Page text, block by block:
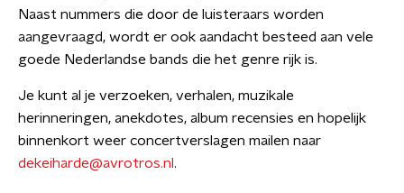
Naast nummers die door de luisteraars worden
aangevraagd, wordt er ook aandacht besteed aan vele
goede Nederlandse bands die het genre rijk is.
Je kunt al je verzoeken, verhalen, muzikale
herinneringen, anekdotes, album recensies en hopelijk
binnenkort weer concertverslagen mailen naar
dekeiharde@avrotros.nl .